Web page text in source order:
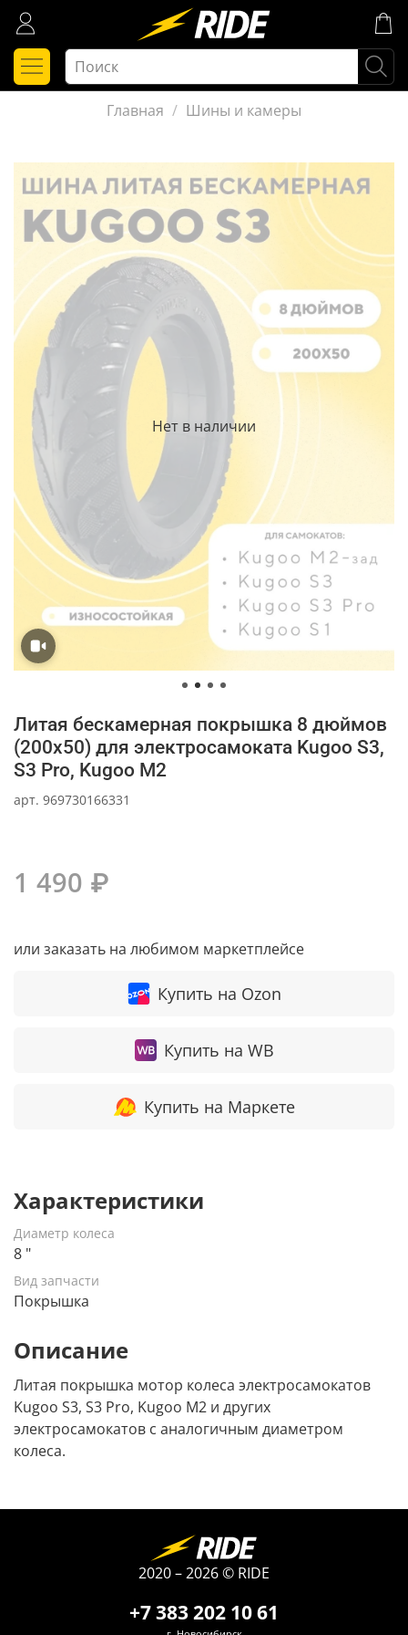
Главная Шины и камеры
Нет в наличии
арт. 969730166331
Литая бескамерная покрышка 8 дюймов
(200x50) для электросамоката Kugoo S3,
S3 Pro, Kugoo M2
1 490 ₽
или заказать на любимом маркетплейсе
Купить на Ozon
Купить на WB
Купить на Маркете
Характеристики
Диаметр колеса
8 "
Вид запчасти
Покрышка
Описание
Литая покрышка мотор колеса электросамокатов
Kugoo S3, S3 Pro, Kugoo M2 и других
электросамокатов с аналогичным диаметром
колеса.
+7 383 202 10 61
2020 – 2026 © RIDE